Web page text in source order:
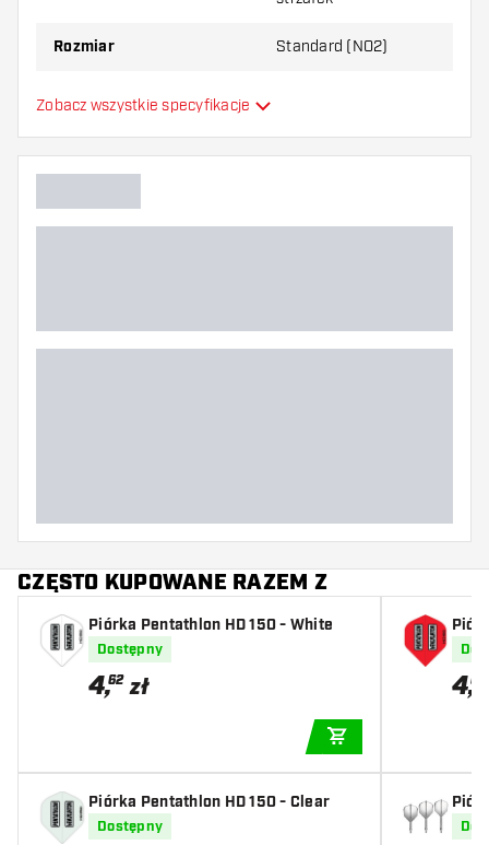
piórek, aby dowiedzieć się, który wariant
Rozmiar Standard (NO2)
Typ
Główny kolor
Zobacz wszystkie specyfikacje
CZĘSTO KUPOWANE RAZEM Z
Piórka Pentathlon HD 150 - White
Dostępny
4,62 zł
Piórka Pentathlon HD 150 - Clear
Dostępny
4,62